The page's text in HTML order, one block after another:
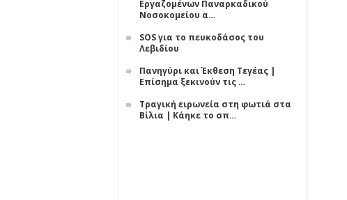
Εργαζομένων Παναρκαδικού
Νοσοκομείου α…
SOS για το πευκοδάσος του
Λεβιδίου
Πανηγύρι και Έκθεση Τεγέας |
Επίσημα ξεκινούν τις …
Τραγική ειρωνεία στη φωτιά στα
Βίλια | Κάηκε το σπ…